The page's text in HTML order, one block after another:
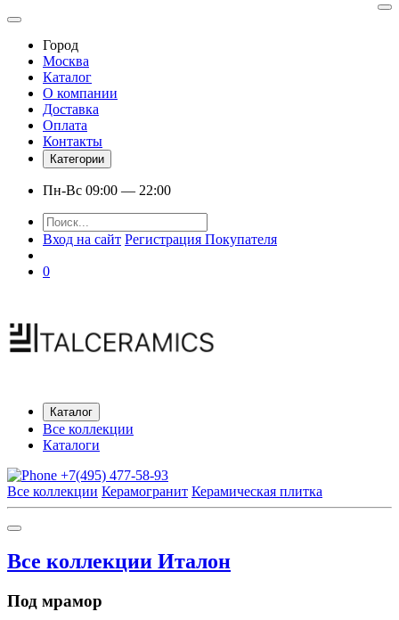
Город
Москва
Каталог
О компании
Доставка
Оплата
Контакты
Категории
Пн-Вс 09:00 — 22:00
Вход на сайт Регистрация Покупателя
0
Каталог
Все коллекции
Каталоги
+7(495) 477-58-93
Все коллекции Керамогранит Керамическая плитка
Все коллекции Италон
Под мрамор